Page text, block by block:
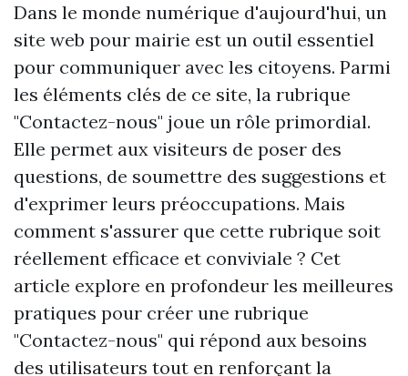
Dans le monde numérique d'aujourd'hui, un
site web pour mairie est un outil essentiel
pour communiquer avec les citoyens. Parmi
les éléments clés de ce site, la rubrique
"Contactez-nous" joue un rôle primordial.
Elle permet aux visiteurs de poser des
questions, de soumettre des suggestions et
d'exprimer leurs préoccupations. Mais
comment s'assurer que cette rubrique soit
réellement efficace et conviviale ? Cet
article explore en profondeur les meilleures
pratiques pour créer une rubrique
"Contactez-nous" qui répond aux besoins
des utilisateurs tout en renforçant la